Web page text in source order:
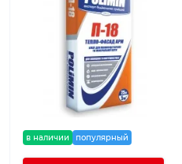
в наличии популярный